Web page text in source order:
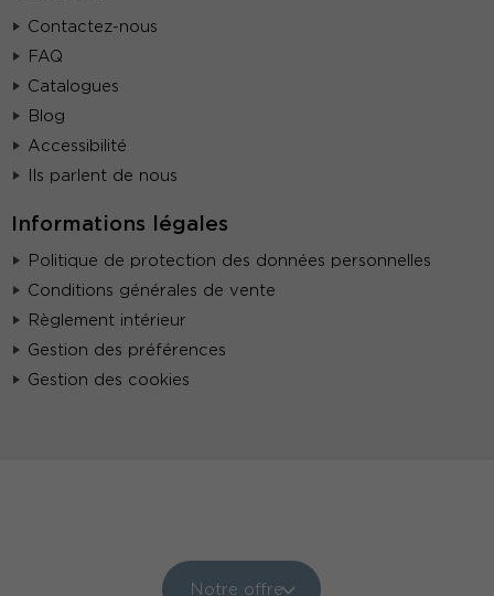
Notre offre
Contactez-nous
FAQ
Catalogues
Blog
Accessibilité
Ils parlent de nous
Informations légales
Politique de protection des données personnelles
Conditions générales de vente
Règlement intérieur
Gestion des préférences
Gestion des cookies